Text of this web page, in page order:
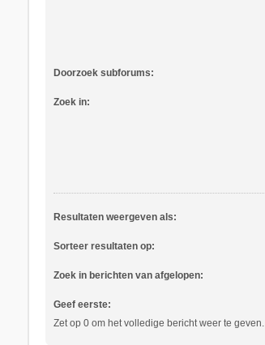
Doorzoek subforums:
Zoek in:
Resultaten weergeven als:
Sorteer resultaten op:
Zoek in berichten van afgelopen:
Geef eerste:
Zet op 0 om het volledige bericht weer te geven.